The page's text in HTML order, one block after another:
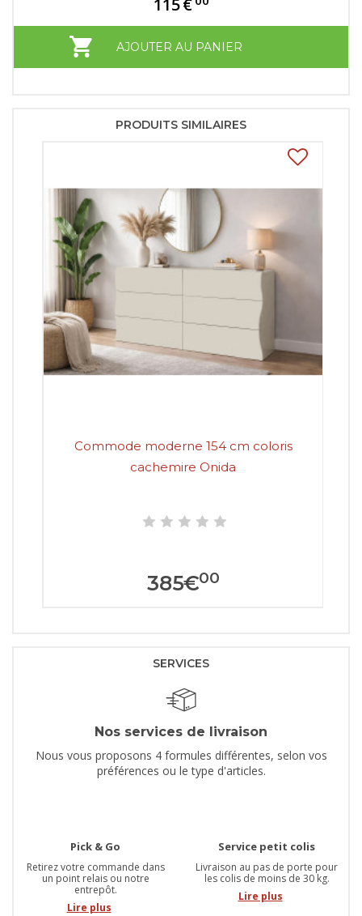
115€
AJOUTER AU PANIER
PRODUITS SIMILAIRES
Commode moderne 154 cm coloris
cachemire Onida
385€00
SERVICES
Nos services de livraison
Nous vous proposons 4 formules différentes, selon vos
préférences ou le type d'articles.
Pick & Go
Retirez votre commande dans
un point relais ou notre
entrepôt.
Lire plus
Service petit colis
Livraison au pas de porte pour
les colis de moins de 30 kg.
Lire plus